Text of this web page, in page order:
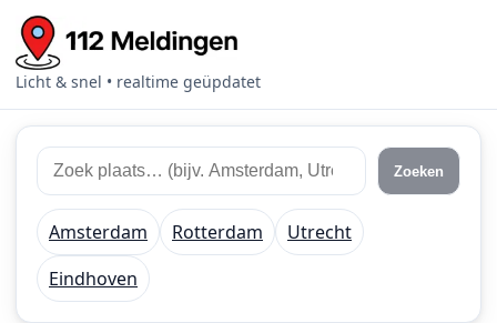
Licht & snel • realtime geüpdatet
Zoek
112
meldingen
Zoek
plaats
of
regio
Zoeken
Amsterdam Rotterdam
Utrecht
Eindhoven